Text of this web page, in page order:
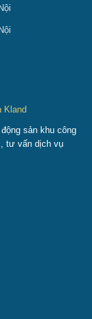
Kland
sản khu công
tư vấn dịch vụ